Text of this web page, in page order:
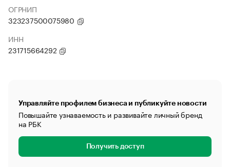
ОГРНИП
323237500075980
ИНН
231715664292
Управляйте профилем бизнеса и публикуйте новости
Повышайте узнаваемость и развивайте личный бренд
на РБК
Получить доступ